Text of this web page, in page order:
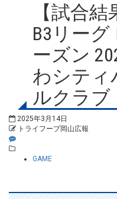
【試合
B3リー
ーズン
わシティ
ルクラブ
2025年3月14日
トライフープ岡山広報
GAME